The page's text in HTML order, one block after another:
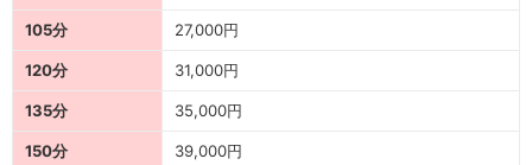
105分 27,000円
120分 31,000円
135分 35,000円
150分 39,000円